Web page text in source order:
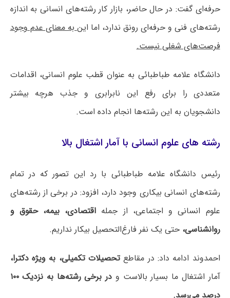
حرفه‌ای گفت: در حال حاضر، بازار کار رشته‌های انسانی به اندازه
رشته‌های فنی و حرفه‌ای رونق ندارد، اما اینبه معنای‌ عدم وجود
فرصت‌های شغلی نیست.
دانشگاه علامه طباطبائی به عنوان قطب علوم انسانی، اقدامات
متعددی را برای رفع این نابرابری و جذب هرچه بیشتر
دانشجویان به این رشته‌ها انجام داده است.
رشته های علوم انسانی با آمار اشتغال بالا
رئیس دانشگاه علامه طباطبائی با رد این تصور که در تمام
رشته‌های انسانی بیکاری وجود دارد، افزود: در برخی از رشته‌های
علوم انسانی و اجتماعی، از جمله اقتصادی، بیمه، حقوق و
روانشناسی، حتی یک نفر فارغ‌التحصیل بیکار نداریم.
احمدوند ادامه داد: در مقاطعتحصیلات تکمیلی، به ویژه دکترا،
آمار اشتغال ما بسیار بالاست و
در برخی رشته‌ها به نزدیک ۱۰۰
درصد می‌رسد.